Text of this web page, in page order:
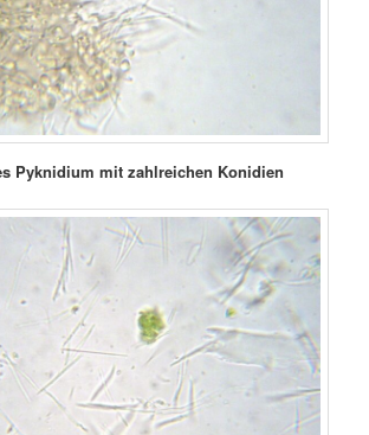
Pyknidium mit zahlreichen Konidien